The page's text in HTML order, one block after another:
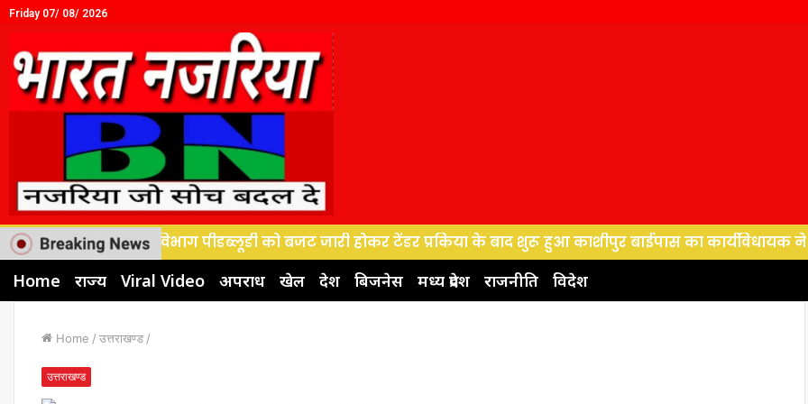
Friday 07/ 08/ 2026
विद्युत विभाग पीडब्लूडी को बजट जारी होकर टेंडर प्रकिया के बाद शुरू हुआ काशीपुर बाईपास का कार्यविधायक ने बजट को लेकर
Home राज्य Viral Video अपराध खेल देश बिजनेस मध्य प्रदेश राजनीति विदेश
Home / उत्तराखण्ड /
उत्तराखण्ड